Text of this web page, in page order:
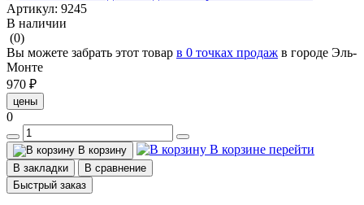
Артикул: 9245
В наличии
(0)
Вы можете забрать этот товар в 0 точках продаж в городе Эль-
Монте
970 ₽
цены
0
В корзину В корзине перейти
В закладки
В сравнение
Быстрый заказ